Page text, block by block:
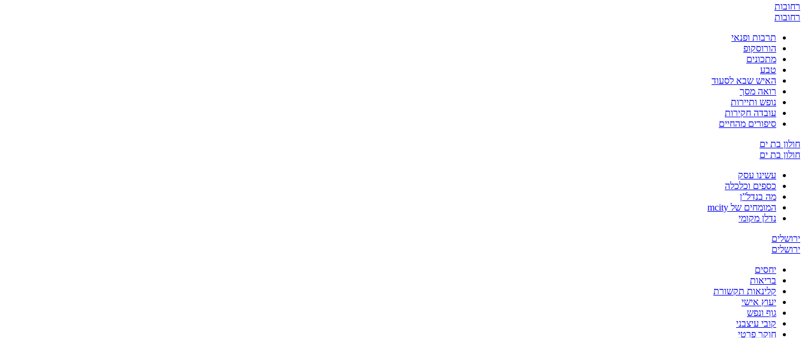
רחובות
רחובות
תרבות ופנאי
הורוסקופ
מתכונים
טבע
האיש שבא לסעוד
רואה מסך
נופש ותיירות
עובדה חקירות
סיפורים מהחיים
חולון בת ים
חולון בת ים
עשינו עסק
כספים וכלכלה
מה בנדל”ן
המומחים של mcity
נדלן מקומי
ירושלים
ירושלים
יחסים
בריאות
קלינאות תקשורת
יעוץ אישי
גוף ונפש
קובי עיצבני
חוקר פרטי